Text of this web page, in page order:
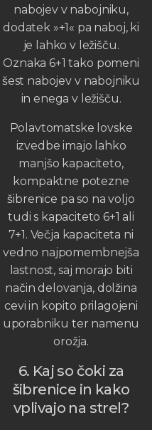
nabojev v nabojniku,
dodatek »+1« pa naboj, ki
je lahko v ležišču.
Oznaka 6+1 tako pomeni
šest nabojev v nabojniku
in enega v ležišču.
Polavtomatske lovske
izvedbe imajo lahko
manjšo kapaciteto,
kompaktne potezne
šibrenice pa so na voljo
tudi s kapaciteto 6+1 ali
7+1. Večja kapaciteta ni
vedno najpomembnejša
lastnost, saj morajo biti
način delovanja, dolžina
cevi in kopito prilagojeni
uporabniku ter namenu
orožja.
6. Kaj so čoki za
šibrenice in kako
vplivajo na strel?